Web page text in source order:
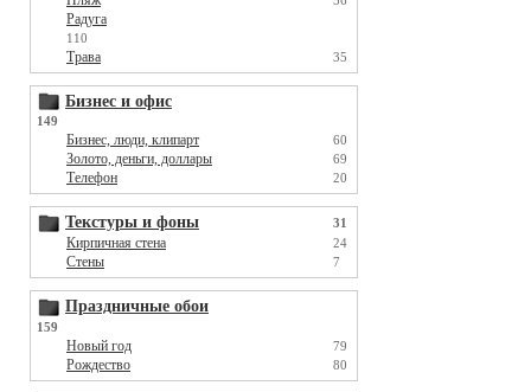
Радуга
110
Трава 35
Бизнес и офис
149
Бизнес, люди, клипарт 60
Золото, деньги, доллары 69
Телефон 20
Текстуры и фоны 31
Кирпичная стена 24
Стены 7
Праздничные обои
159
Новый год 79
Рождество 80